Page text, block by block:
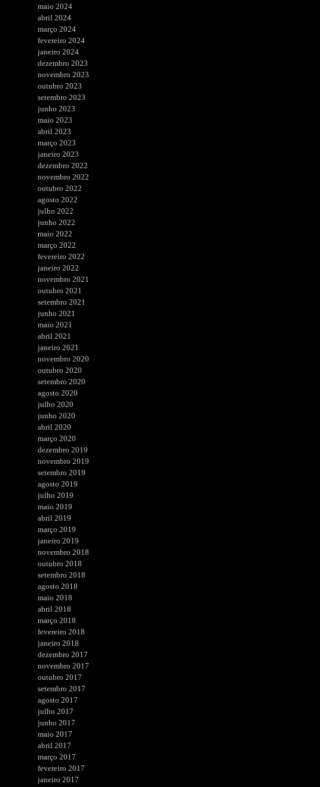
maio 2024
abril 2024
março 2024
fevereiro 2024
janeiro 2024
dezembro 2023
novembro 2023
outubro 2023
setembro 2023
junho 2023
maio 2023
abril 2023
março 2023
janeiro 2023
dezembro 2022
novembro 2022
outubro 2022
agosto 2022
julho 2022
junho 2022
maio 2022
março 2022
fevereiro 2022
janeiro 2022
novembro 2021
outubro 2021
setembro 2021
junho 2021
maio 2021
abril 2021
janeiro 2021
novembro 2020
outubro 2020
setembro 2020
agosto 2020
julho 2020
junho 2020
abril 2020
março 2020
dezembro 2019
novembro 2019
setembro 2019
agosto 2019
julho 2019
maio 2019
abril 2019
março 2019
janeiro 2019
novembro 2018
outubro 2018
setembro 2018
agosto 2018
maio 2018
abril 2018
março 2018
fevereiro 2018
janeiro 2018
dezembro 2017
novembro 2017
outubro 2017
setembro 2017
agosto 2017
julho 2017
junho 2017
maio 2017
abril 2017
março 2017
fevereiro 2017
janeiro 2017